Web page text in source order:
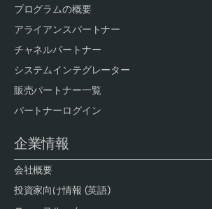
プログラムの概要
アライアンスパートナー
チャネルパートナー
システムインテグレーター
販売パートナー一覧
パートナーログイン
企業情報
会社概要
投資家向け情報 (英語)